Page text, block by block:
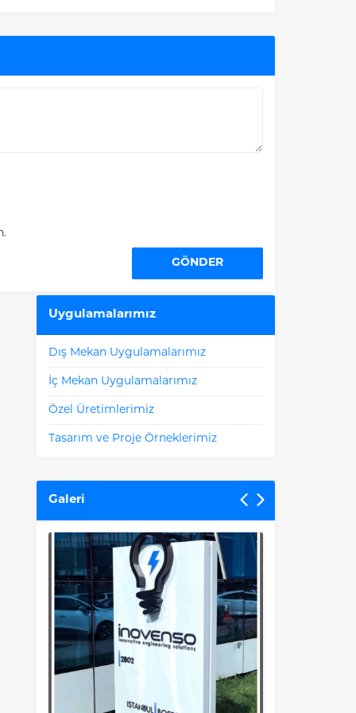
Uygulamalarımız
Dış Mekan Uygulamalarımız
İç Mekan Uygulamalarımız
Özel Üretimlerimiz
Tasarım ve Proje Örneklerimiz
Galeri